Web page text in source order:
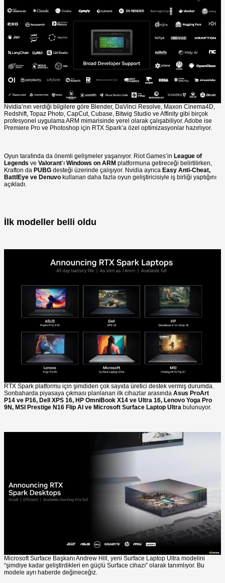
Nvidia’nın verdiği bilgilere göre Blender, DaVinci Resolve, Maxon Cinema4D,
Redshift, Topaz Photo, CapCut, Cubase, Bitwig Studio ve Affinity gibi birçok
profesyonel uygulama ARM mimarisinde yerel olarak çalışabiliyor. Adobe ise
Premiere Pro ve Photoshop için RTX Spark’a özel optimizasyonlar hazırlıyor.
Oyun tarafında da önemli gelişmeler yaşanıyor. Riot Games’in League of
Legends ve Valorant’ı Windows on ARM platformuna getireceği belirtilirken,
Krafton da PUBG desteği üzerinde çalışıyor. Nvidia ayrıca Easy Anti-Cheat,
BattlEye ve Denuvo kullanan daha fazla oyun geliştiricisiyle iş birliği yaptığını
açıkladı.
İlk modeller belli oldu
RTX Spark platformu için şimdiden çok sayıda üretici destek vermiş durumda.
Sonbaharda piyasaya çıkması planlanan ilk cihazlar arasında Asus ProArt
P14 ve P16, Dell XPS 16, HP OmniBook X14 ve Ultra 16, Lenovo Yoga Pro
9N, MSI Prestige N16 Flip AI ve Microsoft Surface Laptop Ultra bulunuyor.
Microsoft Surface Başkanı Andrew Hill, yeni Surface Laptop Ultra modelini
“şimdiye kadar geliştirdikleri en güçlü Surface cihazı” olarak tanımlıyor. Bu
modele ayrı haberde değineceğiz.